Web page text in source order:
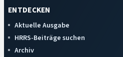
ENTDECKEN
Aktuelle Ausgabe
HRRS-Beiträge suchen
Archiv